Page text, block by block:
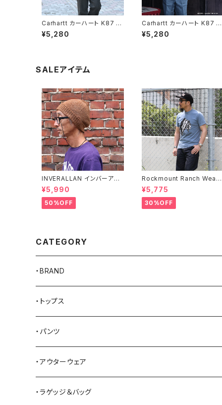
Carhartt カーハート K87 ネ
イビー ワークウエアポケット
Tシャツ ポケット付き
¥5,280
Carhartt カーハート K87 ウ
ォルナットヘザー ワークウエ
アポケットTシャツ ポケット付
¥5,280
SALEアイテム
INVERALLAN インバーアラ
ン 100%ピュアウール ニット
キャップ 全8色
¥5,990
50%OFF
Rockmount Ranch Wear
ロックマウント ランチウェア
hief Western T-Shirt 半
Tシャツ 全2色
¥5,775
30%OFF
CATEGORY
・BRAND
AKER
Alden
ALFONSO'S OF HOLLYWOOD LEATHER
All American Khakis
・トップス
Tシャツ
シャツ
ベスト
・パンツ
ジーンズ
ワークパンツ
・アウターウェア
コート
・ラゲッジ＆バッグ